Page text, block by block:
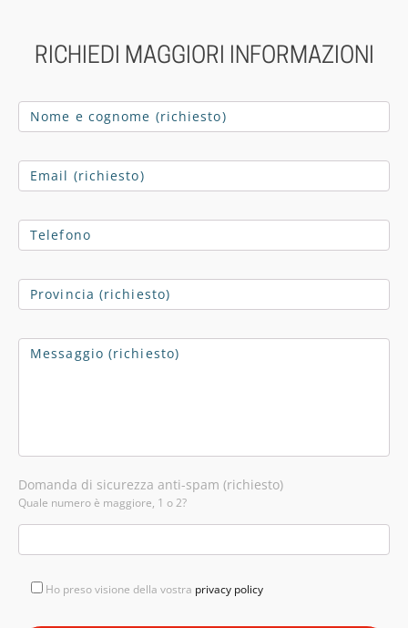
RICHIEDI MAGGIORI INFORMAZIONI
Domanda di sicurezza anti-spam (richiesto)
Quale numero è maggiore, 1 o 2?
Ho preso visione della vostra privacy policy